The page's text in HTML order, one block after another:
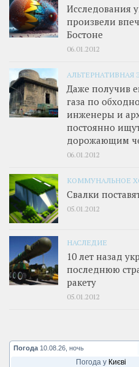
Исследования
произвели
Бостоне
06.01.2012
АЛЬТЕРНАТИВНАЯ
Даже получив
газа по
инженеры и
постоянно
дорожающим
06.01.2012
КОММУНАЛЬНОЕ
Свалки
05.01.2012
НАСЛЕДИЕ
10 лет назад
последнюю
ракету
05.01.2012
Погода 10.08.26, ночь
Погода у Києві